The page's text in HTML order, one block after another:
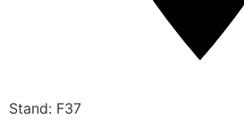
Stand: F37